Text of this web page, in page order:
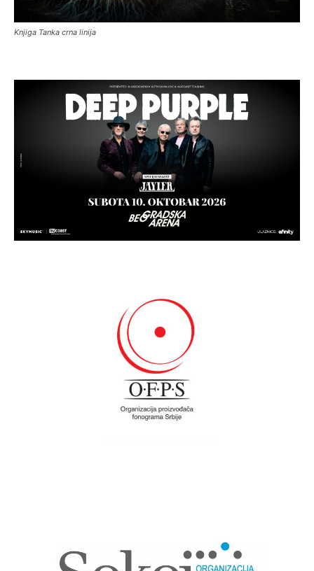
Knjiga Tanka crna linija